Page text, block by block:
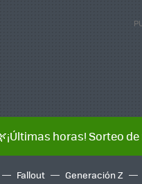
horas! Sorteo
Fallout Generación Z